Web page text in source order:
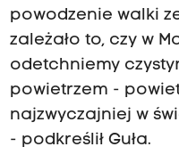
powodzenie walki
zależało to, czy w
odetchniemy
powietrzem -
najzwyczajniej w
- podkreślił Guła.